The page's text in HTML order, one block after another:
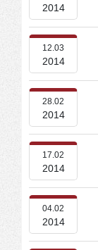
2014
12.03
2014
28.02
2014
17.02
2014
04.02
2014